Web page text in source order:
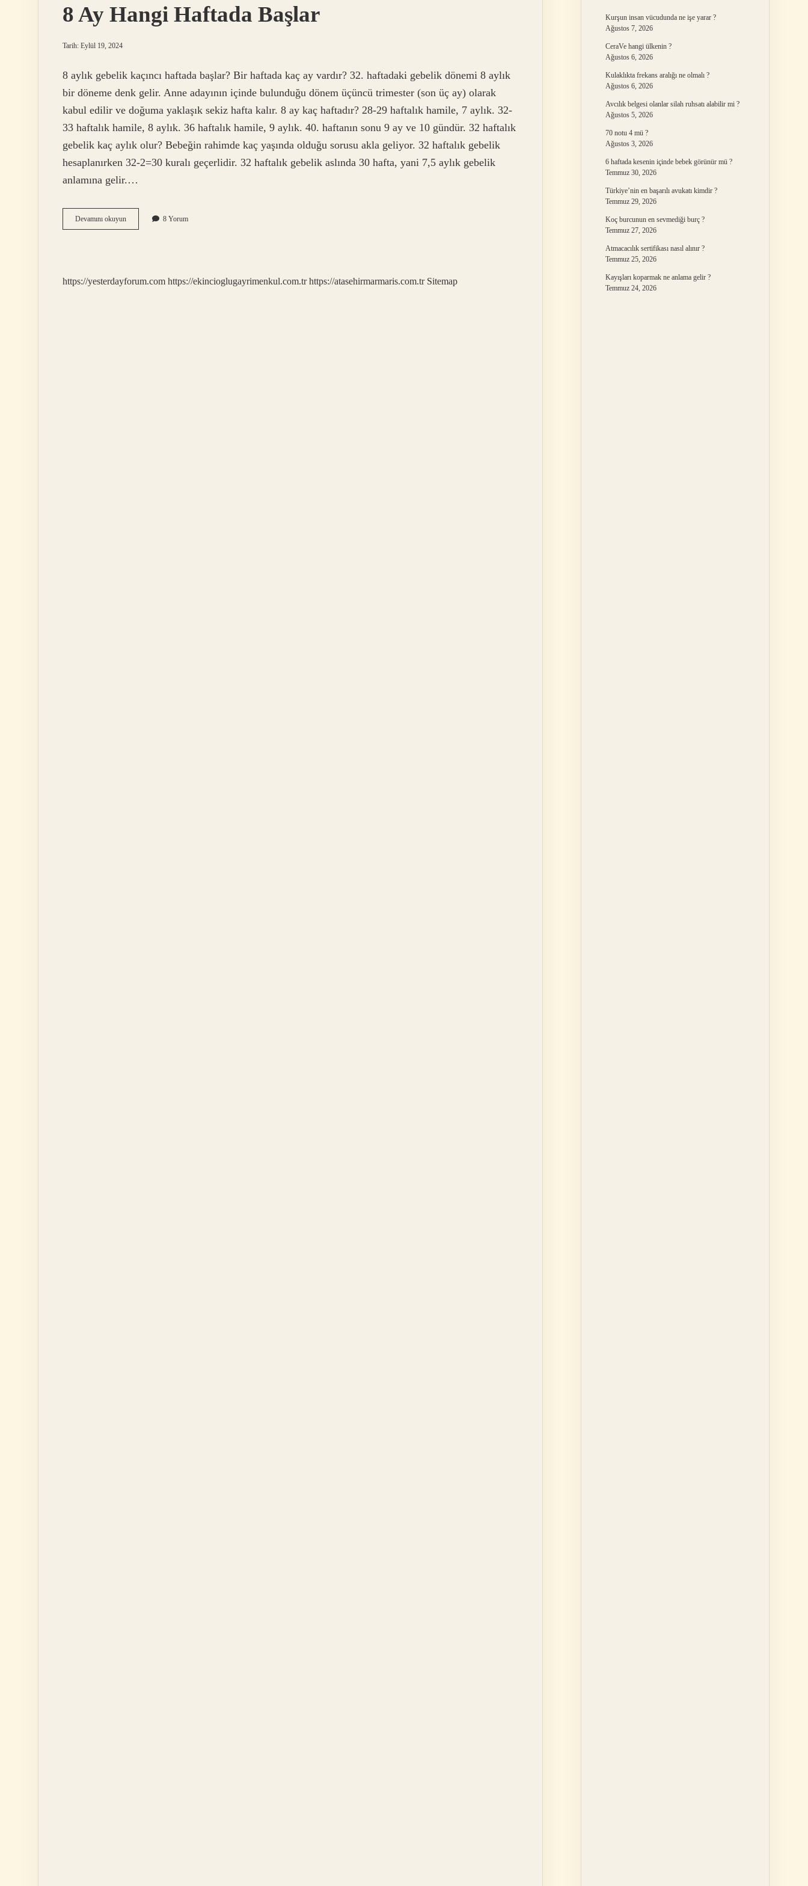
8 Ay Hangi Haftada Başlar
Tarih: Eylül 19, 2024
8 aylık gebelik kaçıncı haftada başlar? Bir haftada kaç ay vardır? 32. haftadaki gebelik dönemi 8 aylık
bir döneme denk gelir. Anne adayının içinde bulunduğu dönem üçüncü trimester (son üç ay) olarak
kabul edilir ve doğuma yaklaşık sekiz hafta kalır. 8 ay kaç haftadır? 28-29 haftalık hamile, 7 aylık. 32-
33 haftalık hamile, 8 aylık. 36 haftalık hamile, 9 aylık. 40. haftanın sonu 9 ay ve 10 gündür. 32 haftalık
gebelik kaç aylık olur? Bebeğin rahimde kaç yaşında olduğu sorusu akla geliyor. 32 haftalık gebelik
hesaplanırken 32-2=30 kuralı geçerlidir. 32 haftalık gebelik aslında 30 hafta, yani 7,5 aylık gebelik
anlamına gelir.…
Devamını okuyun8
Ay
8 Yorum
https://yesterdayforum.com https://ekincioglugayrimenkul.com.tr https://atasehirmarmaris.com.tr Sitemap
Kurşun insan vücudunda ne işe yarar ?
Ağustos 7, 2026
CeraVe hangi ülkenin ?
Ağustos 6, 2026
Kulaklıkta frekans aralığı ne olmalı ?
Ağustos 6, 2026
Avcılık belgesi olanlar silah ruhsatı alabilir mi ?
Ağustos 5, 2026
70 notu 4 mü ?
Ağustos 3, 2026
6 haftada kesenin içinde bebek görünür mü ?
Temmuz 30, 2026
Türkiye’nin en başarılı avukatı kimdir ?
Temmuz 29, 2026
Koç burcunun en sevmediği burç ?
Temmuz 27, 2026
Atmacacılık sertifikası nasıl alınır ?
Temmuz 25, 2026
Kayışları koparmak ne anlama gelir ?
Temmuz 24, 2026